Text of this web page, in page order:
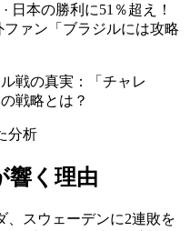
· 日本の勝利に51％超え！
ァン「ブラジルには攻略
戦の真実：「チャレ
戦略とは？
響く理由
、スウェーデンに2連敗を